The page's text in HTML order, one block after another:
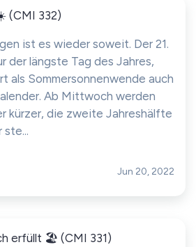
(CMI 332)
ist es wieder soweit. Der 21.
der längste Tag des Jahres,
als Sommersonnenwende auch
Ab Mittwoch werden
kürzer, die zweite Jahreshälfte
Jun 20, 2022
erfüllt 🏖 (CMI 331)